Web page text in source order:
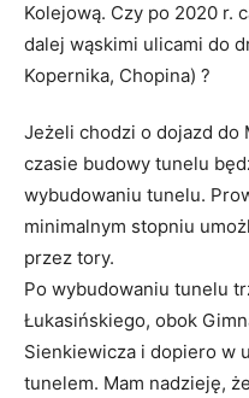
Kolejową. Czy po 2020 r.
dalej wąskimi ulicami do
Kopernika, Chopina) ?
Jeżeli chodzi o dojazd do
czasie budowy tunelu
wybudowaniu tunelu.
minimalnym stopniu
przez tory.
Po wybudowaniu tunelu
Łukasińskiego, obok
Sienkiewicza i dopiero w
tunelem. Mam nadzieję,